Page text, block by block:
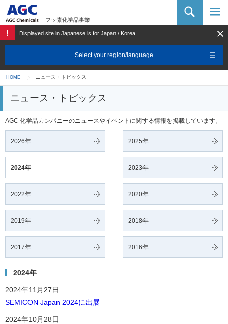
フッ素化学品事業
Displayed site in Japanese is for Japan / Korea.
Select your region/language
HOME ニュース・トピックス
ニュース・トピックス
AGC 化学品カンパニーのニュースやイベントに関する情報を掲載しています。
2026年 2025年
2024年 2023年
2022年 2020年
2019年 2018年
2017年 2016年
2024年
2024年11月27日
SEMICON Japan 2024に出展
2024年10月28日